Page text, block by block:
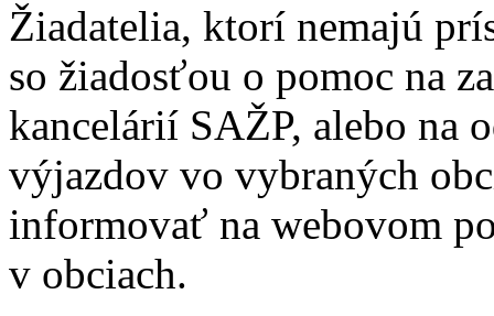
Žiadatelia, ktorí nemajú
so žiadosťou o pomoc na
kancelárií SAŽP, alebo na
výjazdov vo vybraných
informovať na webovom
v obciach.